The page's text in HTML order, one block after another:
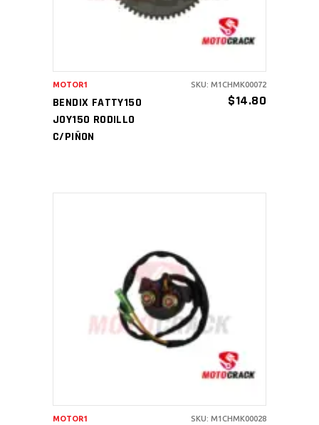
BENDIX FATTY150
JOY150 RODILLO
C/PIÑON
$14.80
MOTOR1 SKU: M1CHMK00072
AÑADIR AL CARRITO
MOTOR1 SKU: M1CHMK00028